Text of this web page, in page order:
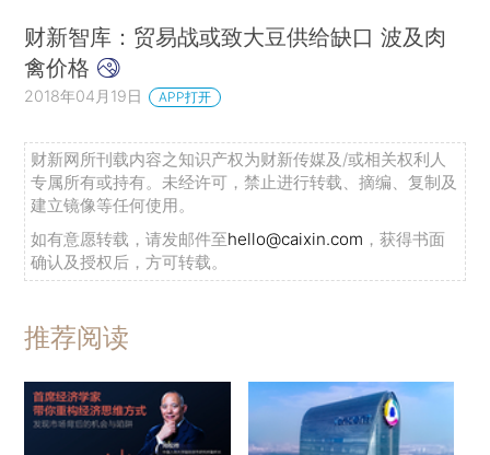
财新智库：贸易战或致大豆供给缺口 波及肉
禽价格
2018年04月19日 APP打开
财新网所刊载内容之知识产权为财新传媒及/或相关权利人
专属所有或持有。未经许可，禁止进行转载、摘编、复制及
建立镜像等任何使用。
如有意愿转载，请发邮件至hello@caixin.com ，获得书面
确认及授权后，方可转载。
推荐阅读